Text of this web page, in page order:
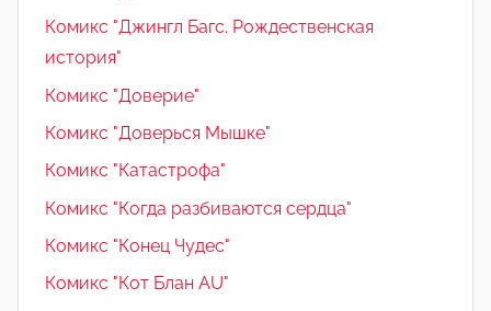
Комикс "Джингл Багс. Рождественская
история"
Комикс "Доверие"
Комикс "Доверься Мышке"
Комикс "Катастрофа"
Комикс "Когда разбиваются сердца"
Комикс "Конец Чудес"
Комикс "Кот Блан AU"